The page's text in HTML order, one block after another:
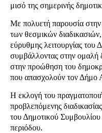
μισό της σημερινής
Με πολυετή παρουσία στην
των θεσμικών διαδικασιών,
εύρυθμης λειτουργίας του
συμβάλλοντας στην ομαλή
στην προώθηση του
που απασχολούν τον Δήμο
Η εκλογή του
προβλεπόμενης
του Δημοτικού Συμβουλίου
περιόδου.